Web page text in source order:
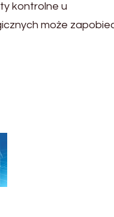
kontrolne u
może